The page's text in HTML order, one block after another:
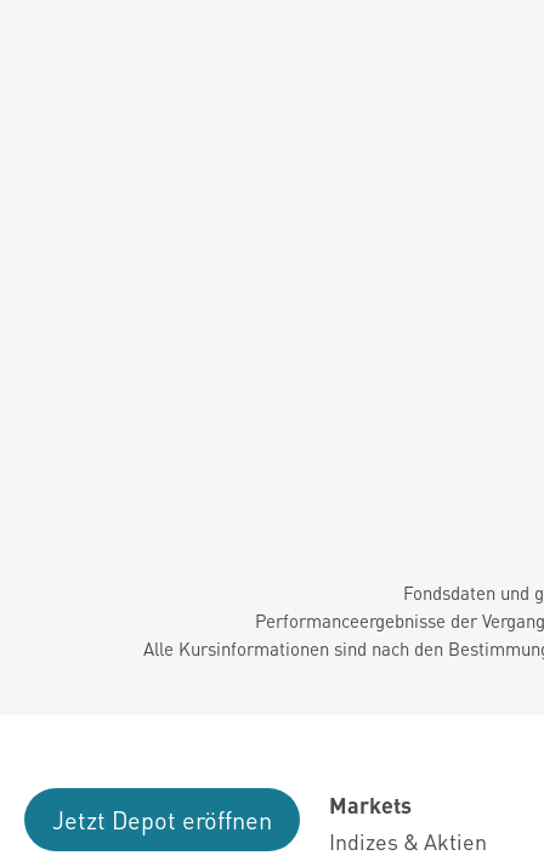
Fondsdaten und
Performanceergebnisse der
Alle Kursinformationen sind nach den
Jetzt Depot eröffnen
Markets
Indizes & Aktien